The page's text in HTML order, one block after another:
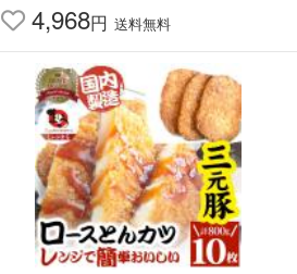
4,968円 送料無料